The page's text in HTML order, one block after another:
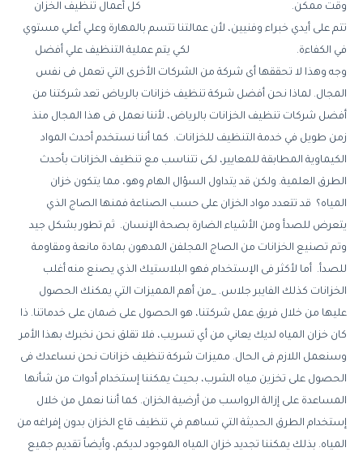
وقت ممكن. كل أعمال تنظيف الخزان
تتم على أيدي خبراء وفنيين، لأن عمالتنا تتسم بالمهارة وعلي أعلي مستوي
في الكفاءة. لكي يتم عملية التنظيف علي أفضل
وجه وهذا لا تحققها أى شركة من الشركات الأخرى التي تعمل فى نفس
المجال. لماذا نحن أفضل شركة تنظيف خزانات بالرياض تعد شركتنا من
أفضل شركات تنظيف الخزانات بالرياض، لأننا نعمل فى هذا المجال منذ
زمن طويل في خدمة التنظيف للخزانات. كما أننا نستخدم أحدث المواد
الكيماوية المطابقة للمعايير، لكى تتناسب مع تنظيف الخزانات بأحدث
الطرق العلمية. ولكن قد يتداول السؤال الهام وهو، مما يتكون خزان
المياه؟ قد تتعدد مواد الخزان على حسب الصناعة فمنها الصاج الذي
يتعرض للصدأ ومن الأشياء الضارة بصحة الإنسان. ثم تطور بشكل جيد
وتم تصنيع الخزانات من الصاج المجلفن المدهون بمادة مانعة ومقاومة
للصدأ. أما لأكثر فى الإستخدام فهو البلاستيك الذي يصنع منه أغلب
الخزانات كذلك الفايبر جلاس. _من أهم المميزات التي يمكنك الحصول
عليها من خلال فريق عمل شركتنا، هو الحصول على ضمان على خدماتنا. ذا
كان خزان المياه لديك يعاني من أي تسريب، فلا تقلق نحن نخبرك بهذا الأمر
وسنعمل اللازم فى الحال. مميزات شركة تنظيف خزانات نحن نساعدك فى
الحصول على تخزين مياه الشرب، بحيث يمكننا إستخدام أدوات من شأنها
المساعدة على إزالة الرواسب من أرضية الخزان. كما أننا نعمل من خلال
إستخدام الطرق الحديثة التي تساهم في تنظيف قاع الخزان بدون إفراغه من
المياه. بذلك يمكننا تجديد خزان المياه الموجود لديكم، وأيضاً تقديم جميع